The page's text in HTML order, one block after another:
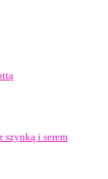
szynką i serem